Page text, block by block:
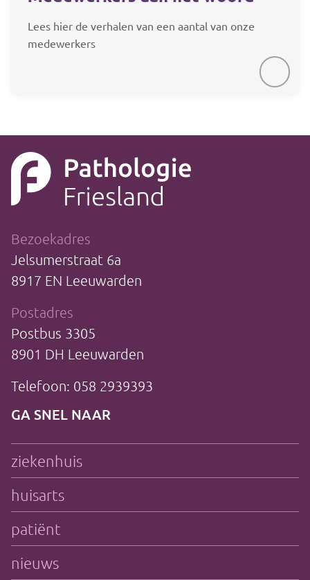
Lees hier de verhalen van een aantal van onze
medewerkers
Bezoekadres
Jelsumerstraat 6a
8917 EN Leeuwarden
Postadres
Postbus 3305
8901 DH Leeuwarden
Telefoon: 058 2939393
GA SNEL NAAR
ziekenhuis
huisarts
patiënt
nieuws